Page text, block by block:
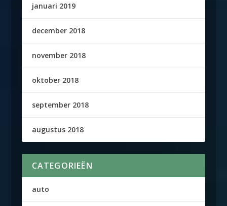
januari 2019
december 2018
november 2018
oktober 2018
september 2018
augustus 2018
CATEGORIEËN
auto